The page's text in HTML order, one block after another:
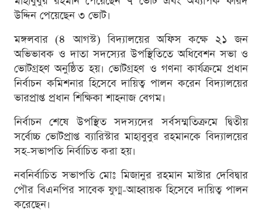
উদ্দিন পেয়েছেন ৩ ভোট।
মঙ্গলবার (৪ আগস্ট) বিদ্যালয়ের অফিস কক্ষে ২১ জন
অভিভাবক ও দাতা সদস্যের উপস্থিতিতে অধিবেশন সভা ও
ভোটগ্রহণ অনুষ্ঠিত হয়। ভোটগ্রহণ ও গণনা কার্যক্রমে প্রধান
নির্বাচন কমিশনার হিসেবে দায়িত্ব পালন করেন বিদ্যালয়ের
ভারপ্রাপ্ত প্রধান শিক্ষিকা শাহনাজ বেগম।
নির্বাচন শেষে উপস্থিত সদস্যদের সর্বসম্মতিক্রমে দ্বিতীয়
সর্বোচ্চ ভোটপ্রাপ্ত ব্যারিস্টার মাহাবুবুর রহমানকে বিদ্যালয়ের
সহ-সভাপতি নির্বাচিত করা হয়।
নবনির্বাচিত সভাপতি মোঃ মিজানুর রহমান মাস্টার দেবিদ্বার
পৌর বিএনপির সাবেক যুগ্ম-আহ্বায়ক হিসেবে দায়িত্ব পালন
করেছেন।